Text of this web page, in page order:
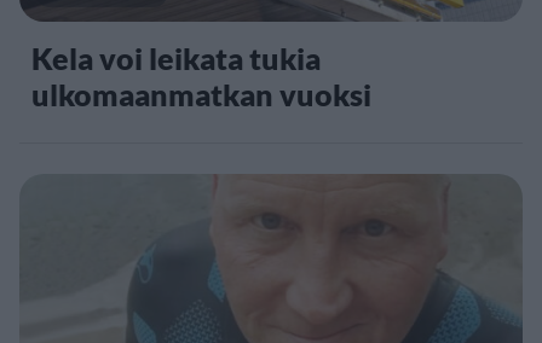
Kela voi leikata tukia
ulkomaanmatkan vuoksi